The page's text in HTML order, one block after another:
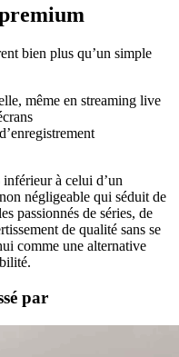
bien plus qu’un simple
même en streaming live
à celui d’un
négligeable qui séduit de
passionnés de séries, de
de qualité sans se
comme une alternative
par